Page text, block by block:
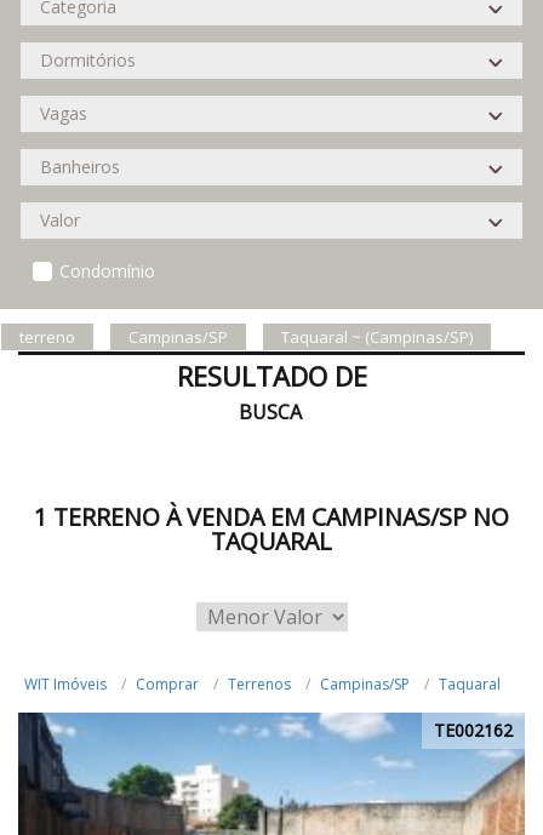
Condomínio
terreno Campinas/SP Taquaral ~ (Campinas/SP)
RESULTADO DE
BUSCA
1 TERRENO À VENDA EM CAMPINAS/SP NO
TAQUARAL
WIT Imóveis Comprar Terrenos Campinas/SP Taquaral
TE002162